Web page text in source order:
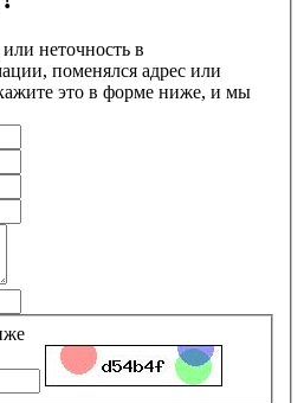
неточность в
поменялся адрес или
это в форме ниже, и мы